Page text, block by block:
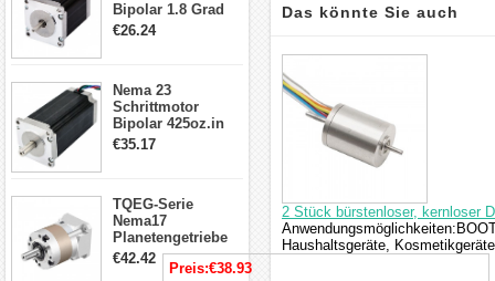
Bipolar 1.8 Grad
1.9Nm 3A 3.36V 4
€26.24
Nema 23
Schrittmotor
Bipolar 425oz.in
4.2A 57x57x114mm
€35.17
TQEG-Serie
Nema17
Planetengetriebe
5:1 Spiel 15Arc-
min für Nema 17
€42.42
Das könnte Sie auch
interessieren
2 Stück bürstenloser, kernloser
Haushaltsgeräte,
Preis:€38.93